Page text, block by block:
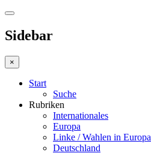
Sidebar
×
Start
Suche
Rubriken
Internationales
Europa
Linke / Wahlen in Europa
Deutschland